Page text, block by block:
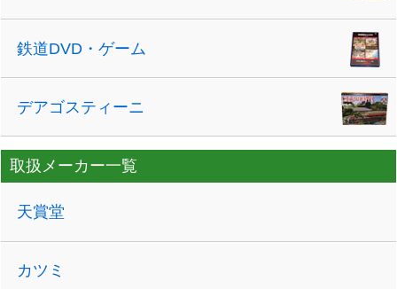
鉄道DVD・ゲーム
デアゴスティーニ
取扱メーカー一覧
天賞堂
カツミ